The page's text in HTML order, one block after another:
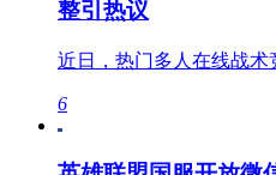
整引热议
近日，热门多人在线战术
6